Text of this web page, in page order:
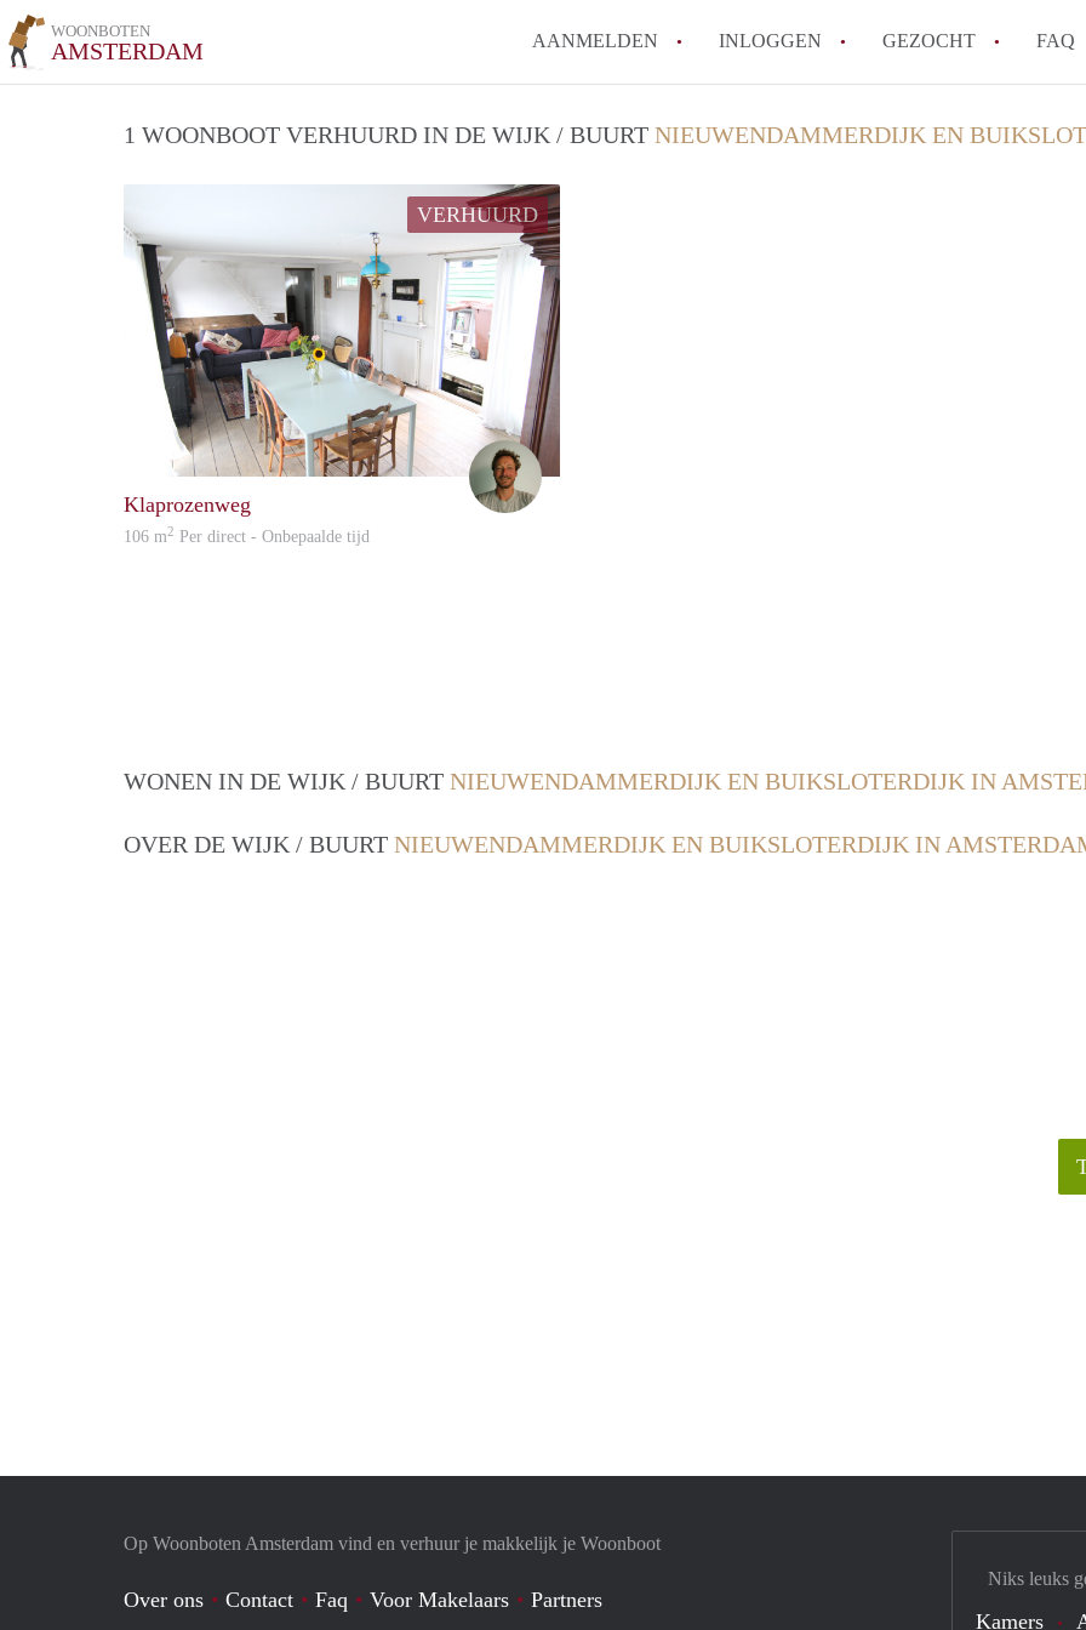
WOONBOTEN
AMSTERDAM AANMELDEN INLOGGEN GEZOCHT FAQ
1 WOONBOOT VERHUURD IN DE WIJK / BUURT NIEUWENDAMMERDIJK EN
VERHUURD
Klaprozenweg
106 m2 Per direct - Onbepaalde tijd
WONEN IN DE WIJK / BUURT NIEUWENDAMMERDIJK EN BUIKSLOTERDIJK IN
OVER DE WIJK / BUURT NIEUWENDAMMERDIJK EN BUIKSLOTERDIJK IN
Op Woonboten Amsterdam vind en verhuur je makkelijk je Woonboot
Over ons Contact Faq Voor Makelaars Partners
Niks leuks
Kamers